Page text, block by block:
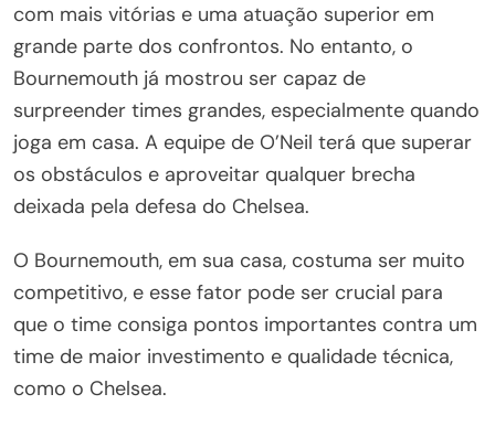
com mais vitórias e uma atuação superior em
grande parte dos confrontos. No entanto, o
Bournemouth já mostrou ser capaz de
surpreender times grandes, especialmente quando
joga em casa. A equipe de O’Neil terá que superar
os obstáculos e aproveitar qualquer brecha
deixada pela defesa do Chelsea.
O Bournemouth, em sua casa, costuma ser muito
competitivo, e esse fator pode ser crucial para
que o time consiga pontos importantes contra um
time de maior investimento e qualidade técnica,
como o Chelsea.